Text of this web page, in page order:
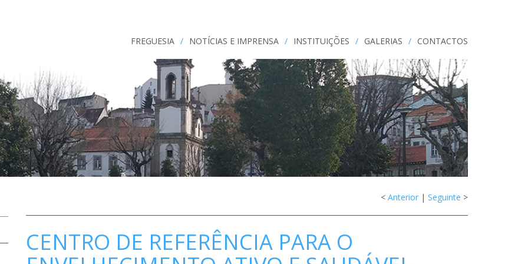
FREGUESIA / NOTÍCIAS E IMPRENSA / INSTITUIÇÕES / GALERIAS / CONTACTOS
< Anterior | Seguinte >
CENTRO DE REFERÊNCIA PARA O